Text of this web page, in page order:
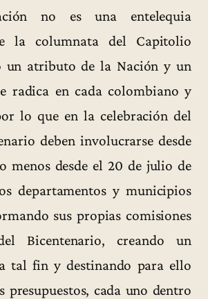
no es una entelequia
la columnata del Capitolio
un atributo de la Nación y un
radica en cada colombiano y
lo que en la celebración del
deben involucrarse desde
menos desde el 20 de julio de
departamentos y municipios
sus propias comisiones
Bicentenario, creando un
tal fin y destinando para ello
presupuestos, cada uno dentro